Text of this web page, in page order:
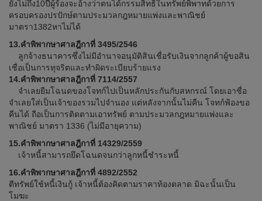
ยังไม่ถึง10ปีผู้ร้องจะอ้างว่าตนได้กรรมสิทธิ์ในทรัพย์พิพาทด้วยการ
ครอบครองปรปักษ์ตามประมวลกฎหมายแพ่งและพาณิชย์
มาตรา1382หาไม่ได้
13.คำพิพากษาศาลฎีกาที่ 3495/2546
ลูกจ้างธนาคารซึ่งไม่มีอำนาจอนุมัติสินเชื่อรับเงินจากลูกค้าผู้ขอสิน
เชื่อเป็นการทุจริตและทำผิดระเบียบร้ายแรง
14.คำพิพากษาศาลฎีกาที่ 7114/2557
จำเลยยืมโฉนดของโจทก์ไปเป็นหลักประกันกับสหกรณ์ โดยเอาชื่อ
จำเลยใส่เป็นเจ้าของรวมไปจำนอง แต่หลังจากนั้นไม่คืน โจทก์ฟ้องขอ
คืนได้ ถือเป็นการติดตามเอาทรัพย์ ตามประมวลกฎหมายแพ่งและ
พาณิชย์ มาตรา 1336 (ไม่มีอายุความ)
15.คำพิพากษาศาลฎีกาที่ 14329/2559
เจ้าหนี้สามารถยึดโฉนดจนกว่าลูกหนี้ชำระหนี้
16.คำพิพากษาศาลฎีกาที่ 4892/2552
ตีทรัพย์ใช้หนี้เงินกู้ เจ้าหนี้ต้องคิดตามราคาท้องตลาด มิฉะนั้นเป็น
โมฆะ